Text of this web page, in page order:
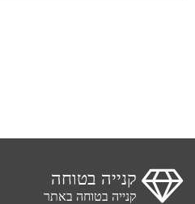
קנייה בטוחה
קנייה בטוחה באתר